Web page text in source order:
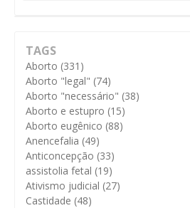
TAGS
Aborto (331)
Aborto "legal" (74)
Aborto "necessário" (38)
Aborto e estupro (15)
Aborto eugênico (88)
Anencefalia (49)
Anticoncepção (33)
assistolia fetal (19)
Ativismo judicial (27)
Castidade (48)